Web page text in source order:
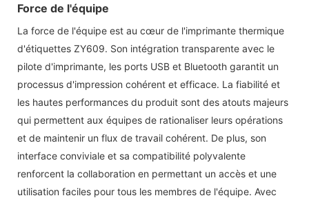
Force de l'équipe
La force de l'équipe est au cœur de l'imprimante thermique
d'étiquettes ZY609. Son intégration transparente avec le
pilote d'imprimante, les ports USB et Bluetooth garantit un
processus d'impression cohérent et efficace. La fiabilité et
les hautes performances du produit sont des atouts majeurs
qui permettent aux équipes de rationaliser leurs opérations
et de maintenir un flux de travail cohérent. De plus, son
interface conviviale et sa compatibilité polyvalente
renforcent la collaboration en permettant un accès et une
utilisation faciles pour tous les membres de l'équipe. Avec